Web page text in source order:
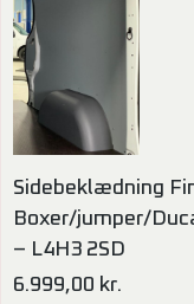
Sidebeklædning
Boxer/jumper/
– L4H3 2SD
6.999,00 kr.